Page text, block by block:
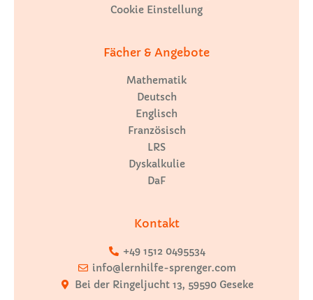
Cookie Einstellung
Fächer & Angebote
Mathematik
Deutsch
Englisch
Französisch
LRS
Dyskalkulie
DaF
Kontakt
+49 1512 0495534
info@lernhilfe-sprenger.com
Bei der Ringeljucht 13, 59590 Geseke